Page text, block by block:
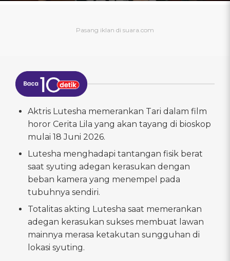
Aktris Lutesha memerankan Tari dalam film
horor Cerita Lila yang akan tayang di bioskop
mulai 18 Juni 2026.
Lutesha menghadapi tantangan fisik berat
saat syuting adegan kerasukan dengan
beban kamera yang menempel pada
tubuhnya sendiri.
Totalitas akting Lutesha saat memerankan
adegan kerasukan sukses membuat lawan
mainnya merasa ketakutan sungguhan di
lokasi syuting.